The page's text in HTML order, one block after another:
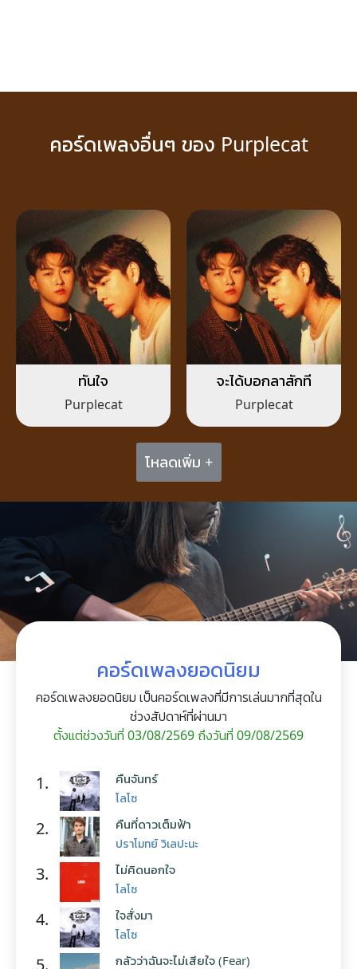
คอร์ดเพลงอื่นๆ ของ Purplecat
ทันใจ
Purplecat
จะได้บอกลาสักที
Purplecat
โหลดเพิ่ม +
คอร์ดเพลงยอดนิยม
คอร์ดเพลงยอดนิยม เป็นคอร์ดเพลงที่มีการเล่นมากที่สุดใน
ช่วงสัปดาห์ที่ผ่านมา
ตั้งแต่ช่วงวันที่ 03/08/2569 ถึงวันที่ 09/08/2569
1. คืนจันทร์
โลโซ
2. คืนที่ดาวเต็มฟ้า
ปราโมทย์ วิเลปะนะ
3. ไม่คิดนอกใจ
โลโซ
4. ใจสั่งมา
โลโซ
5. กลัวว่าฉันจะไม่เสียใจ (Fear)